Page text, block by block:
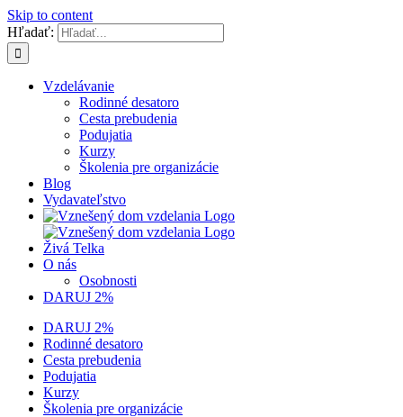
Skip to content
Hľadať:
Vzdelávanie
Rodinné desatoro
Cesta prebudenia
Podujatia
Kurzy
Školenia pre organizácie
Blog
Vydavateľstvo
Živá Telka
O nás
Osobnosti
DARUJ 2%
DARUJ 2%
Rodinné desatoro
Cesta prebudenia
Podujatia
Kurzy
Školenia pre organizácie